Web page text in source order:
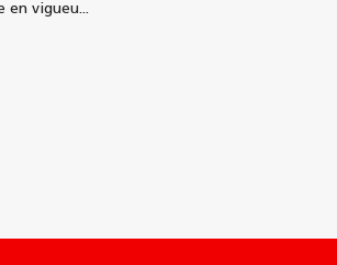
en vigueu...